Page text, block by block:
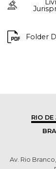
Folder
RIO DE
Av. Rio